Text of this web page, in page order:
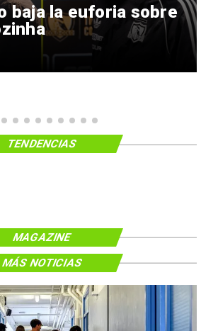
baja la euforia sobre
TENDENCIAS
MAGAZINE
MÁS NOTICIAS